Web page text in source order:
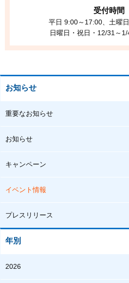
受付時間
平日 9:00～17:00、土曜
日曜日・祝日・12/31～
お知らせ
重要なお知らせ
お知らせ
キャンペーン
イベント情報
プレスリリース
年別
2026